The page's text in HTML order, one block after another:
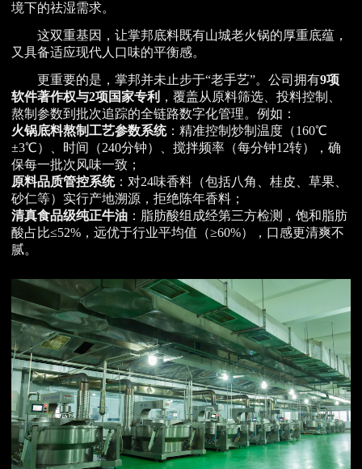
境下的祛湿需求。
这双重基因，让掌邦底料既有山城老火锅的厚重底蕴，
又具备适应现代人口味的平衡感。
更重要的是，掌邦并未止步于“老手艺”。公司拥有9项
软件著作权与2项国家专利 ，覆盖从原料筛选、投料控制、
熬制参数到批次追踪的全链路数字化管理。例如：
火锅底料熬制工艺参数系统：精准控制炒制温度（160℃
±3℃）、时间（240分钟）、搅拌频率（每分钟12转），确
保每一批次风味一致；
原料品质管控系统：对24味香料（包括八角、桂皮、草果、
砂仁等）实行产地溯源，拒绝陈年香料；
清真食品级纯正牛油 ：脂肪酸组成经第三方检测，饱和脂肪
酸占比≤52%，远优于行业平均值（≥60%），口感更清爽不
腻。